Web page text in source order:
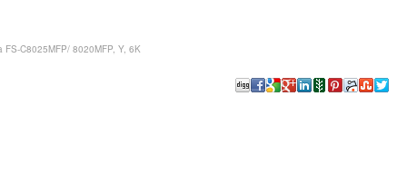
FS-C8025MFP/ 8020MFP, Y, 6K